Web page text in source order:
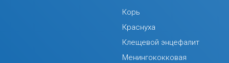
Корь
Краснуха
Клещевой энцефалит
Менингококковая